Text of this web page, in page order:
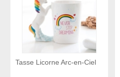
Tasse Licorne Arc-en-Ciel